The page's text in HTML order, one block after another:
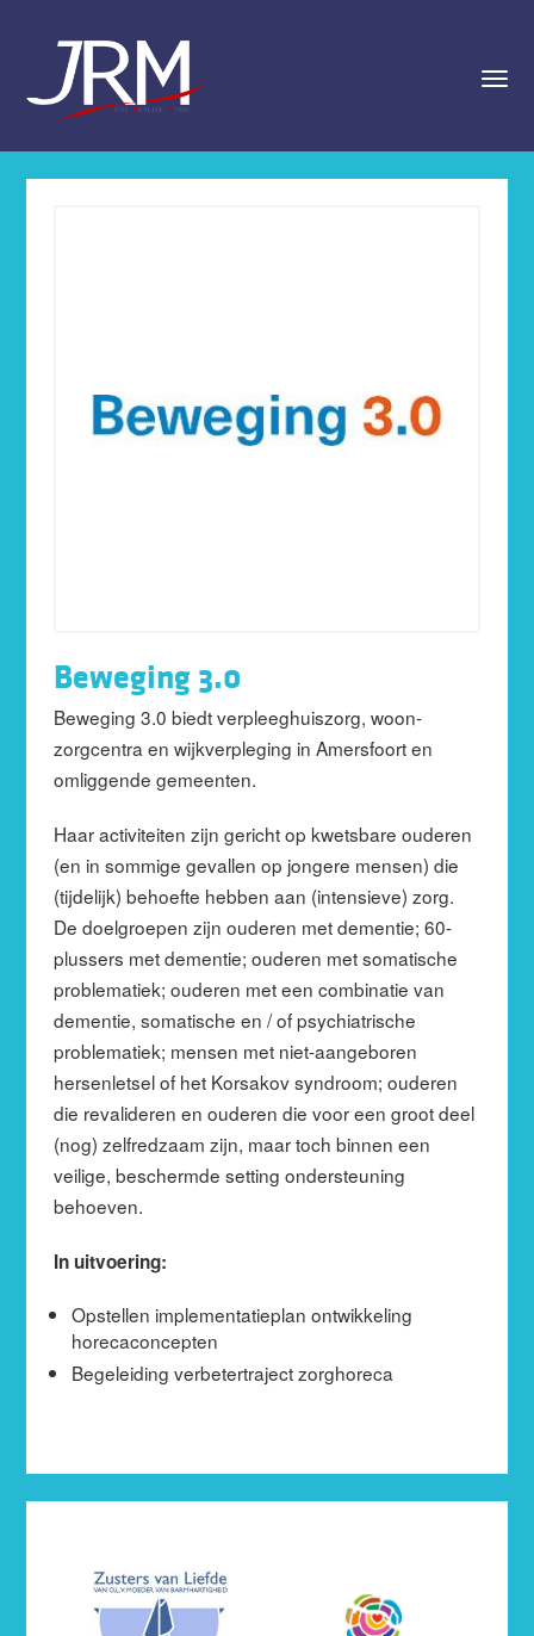
Beweging 3.0
Beweging 3.0 biedt verpleeghuiszorg, woon-
zorgcentra en wijkverpleging in Amersfoort en
omliggende gemeenten.
Haar activiteiten zijn gericht op kwetsbare ouderen
(en in sommige gevallen op jongere mensen) die
(tijdelijk) behoefte hebben aan (intensieve) zorg.
De doelgroepen zijn ouderen met dementie; 60-
plussers met dementie; ouderen met somatische
problematiek; ouderen met een combinatie van
dementie, somatische en / of psychiatrische
problematiek; mensen met niet-aangeboren
hersenletsel of het Korsakov syndroom; ouderen
die revalideren en ouderen die voor een groot deel
(nog) zelfredzaam zijn, maar toch binnen een
veilige, beschermde setting ondersteuning
behoeven.
In uitvoering:
Opstellen implementatieplan ontwikkeling
horecaconcepten
Begeleiding verbetertraject zorghoreca